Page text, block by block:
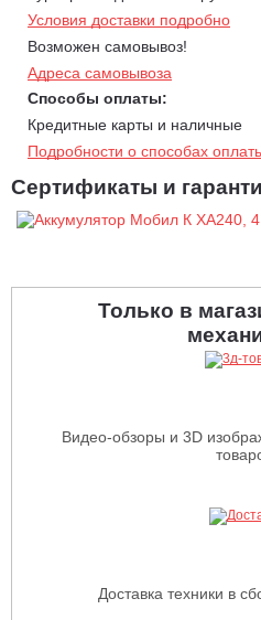
Условия доставки подробно
Возможен самовывоз!
Адреса самовывоза
Способы оплаты:
Кредитные карты и наличные
Подробности о способах
Сертификаты и
Только в
Видео-обзоры и 3D
Доставка техники в